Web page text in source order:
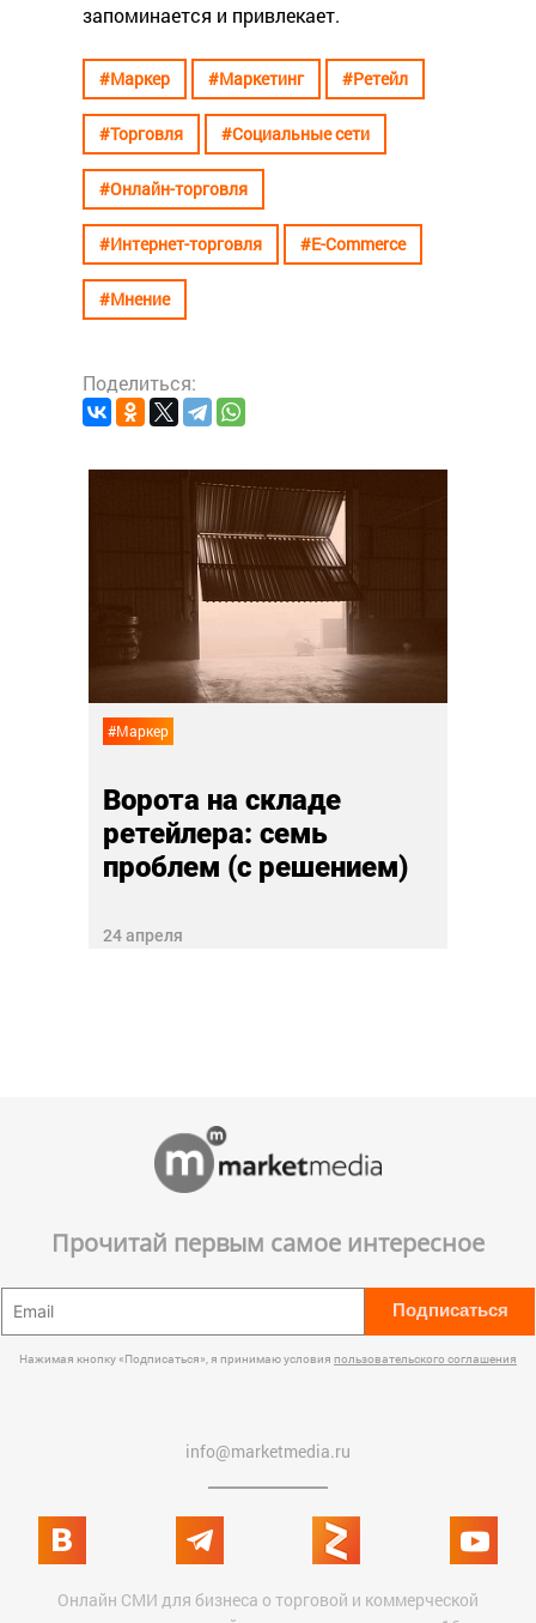
запоминается и привлекает.
#Маркер #Маркетинг #Ретейл
#Торговля #Социальные сети
#Онлайн-торговля
#Интернет-торговля #E-Commerce
#Мнение
Поделиться:
#Маркер
Ворота на складе
ретейлера: семь
проблем (с решением)
24 апреля
Прочитай первым самое интересное
Подписаться
Нажимая кнопку «Подписаться», я принимаю условия пользовательского соглашения
info@marketmedia.ru
Онлайн СМИ для бизнеса о торговой и коммерческой